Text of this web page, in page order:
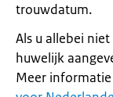
trouwdatum.
Als u allebei
huwelijk
Meer